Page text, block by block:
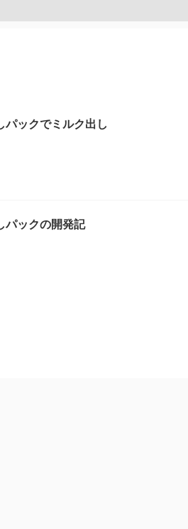
パックでミルク出し
パックの開発記